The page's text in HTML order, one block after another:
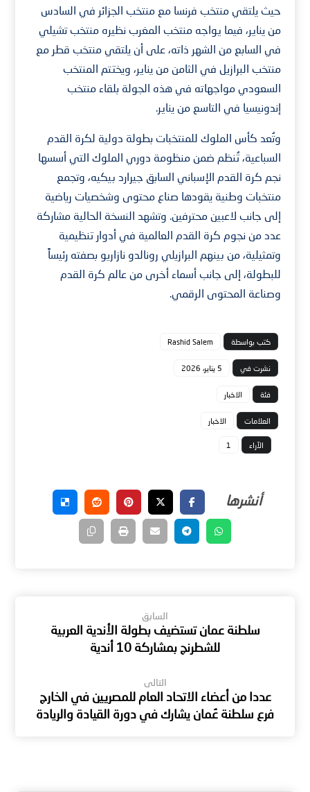
حيث يلتقي منتخب فرنسا مع منتخب الجزائر في السادس
من يناير، فيما يواجه منتخب المغرب نظيره منتخب تشيلي
في السابع من الشهر ذاته، على أن يلتقي منتخب قطر مع
منتخب البرازيل في الثامن من يناير، ويختتم المنتخب
السعودي مواجهاته في هذه الجولة بلقاء منتخب
إندونيسيا في التاسع من يناير.
وتُعد كأس الملوك للمنتخبات بطولة دولية لكرة القدم
السباعية، تُنظم ضمن منظومة دوري الملوك التي أسسها
نجم كرة القدم الإسباني السابق جيرارد بيكيه، وتجمع
منتخبات وطنية يقودها صناع محتوى وشخصيات رياضية
إلى جانب لاعبين محترفين. وتشهد النسخة الحالية مشاركة
عدد من نجوم كرة القدم العالمية في أدوار تنظيمية
وتمثيلية، من بينهم البرازيلي رونالدو نازاريو بصفته رئيساً
للبطولة، إلى جانب أسماء أخرى من عالم كرة القدم
وصناعة المحتوى الرقمي.
كتب بواسطة Rashid Salem
نشرت في 5 يناير، 2026
فئة الاخبار
العلامات الاخبار
الآراء 1
السابق
سلطنة عمان تستضيف بطولة الأندية العربية
للشطرنج بمشاركة 10 أندية
التالى
عددا من أعضاء الاتحاد العام للمصريين في الخارج
فرع سلطنة عُمان يشارك في دورة القيادة والريادة